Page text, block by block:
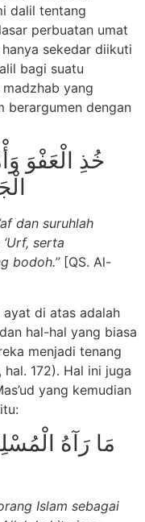
dalil tentang
perbuatan umat
sekedar diikuti
bagi suatu
yang
berargumen dengan
خُذِ الْعَفْوَ
dan suruhlah
serta
bodoh.”[QS. Al-
di atas adalah
hal-hal yang biasa
menjadi tenang
172). Hal ini juga
yang kemudian
مَا رَآهُ
Islam sebagai